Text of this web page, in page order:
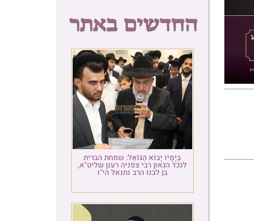
בְּיָמָיו יָבוֹא הַגּוֹאֵל: שמחת הברית
לנכד הגאון רבי צפניה רענן שליט"א,
בן לבנו הרב נתנאל הי"ו